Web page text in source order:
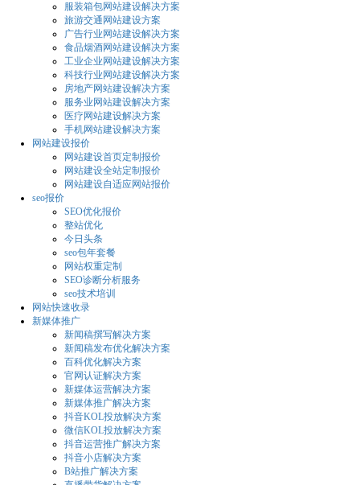
服装箱包网站建设解决方案
旅游交通网站建设方案
广告行业网站建设解决方案
食品烟酒网站建设解决方案
工业企业网站建设解决方案
科技行业网站建设解决方案
房地产网站建设解决方案
服务业网站建设解决方案
医疗网站建设解决方案
手机网站建设解决方案
网站建设报价
网站建设首页定制报价
网站建设全站定制报价
网站建设自适应网站报价
seo报价
SEO优化报价
整站优化
今日头条
seo包年套餐
网站权重定制
SEO诊断分析服务
seo技术培训
网站快速收录
新媒体推广
新闻稿撰写解决方案
新闻稿发布优化解决方案
百科优化解决方案
官网认证解决方案
新媒体运营解决方案
新媒体推广解决方案
抖音KOL投放解决方案
微信KOL投放解决方案
抖音运营推广解决方案
抖音小店解决方案
B站推广解决方案